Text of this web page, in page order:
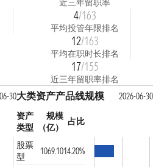
近三年留职率
4/163
平均投管年限排名
12/163
平均在职时长排名
17/155
近三年留职率排名
30大类资产产品线规模
2026-06-30
资产
类型
规模
（亿）
占比
股票
型
1069.1014.20%